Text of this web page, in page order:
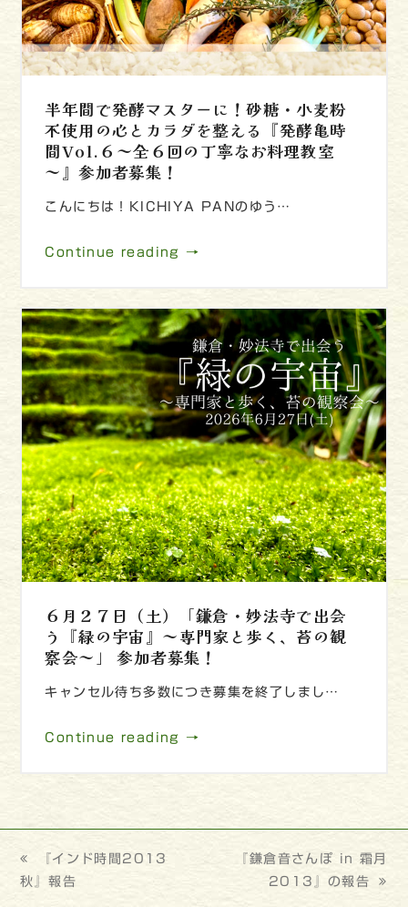
半年間で発酵マスターに！砂糖・小麦粉
不使用の心とカラダを整える『発酵亀時
間Vol.６～全６回の丁寧なお料理教室
～』参加者募集！
こんにちは！KICHIYA PANのゆう…
Continue reading →
６月２７日（土）「鎌倉・妙法寺で出会
う『緑の宇宙』～専門家と歩く、苔の観
察会～」 参加者募集！
キャンセル待ち多数につき募集を終了しまし…
Continue reading →
previous
post:
『インド時間2013
秋』報告
next
post:
『鎌倉音さんぽ in 霜月
2013』の報告